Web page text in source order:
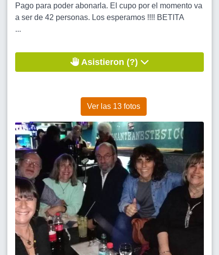
Pago para poder abonarla. El cupo por el momento va
a ser de 42 personas. Los esperamos !!!! BETITA
...
Asistieron (?)
Ver las 13 fotos